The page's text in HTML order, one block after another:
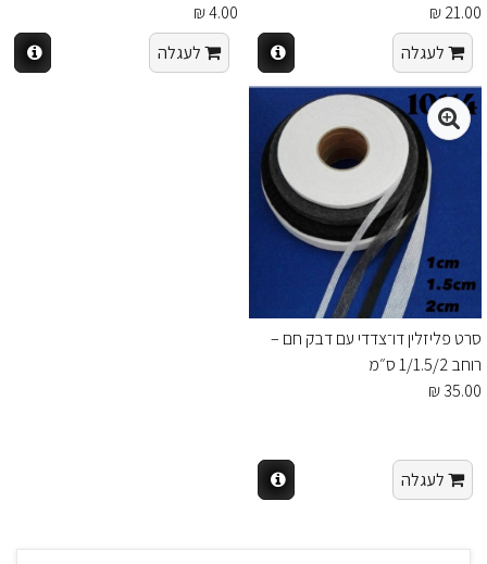
21.00 ₪
לעגלה
4.00 ₪
לעגלה
סרט פליזלין דו־צדדי עם דבק חם –
רוחב 1/1.5/2 ס״מ
35.00 ₪
לעגלה